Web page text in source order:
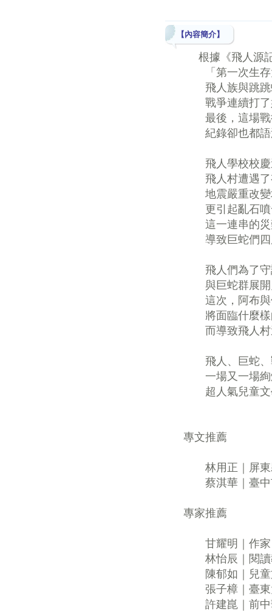
【內容簡介】
根據《飛人源
「第一次生存
飛人族與跳跳
戰爭連續打了
最後，這場戰
紀錄卻也都
飛人學校校慶
飛人村遭遇了
地震嚴重改變
更引起亂石噴
這一連串的災
導致巨蛇們四
飛人們為了守
與巨蛇群展開
這次，阿布與
將面臨什麼樣
而導致飛人村
飛人、巨蛇、
一場又一場絢
超人氣兒童文
專文推薦
林用正｜屏東
蔡淇華｜臺中
專家推薦
甘耀明｜作家
林怡辰｜閱讀
陳郁如｜兒童
張子樟｜臺東
許建崑｜前中